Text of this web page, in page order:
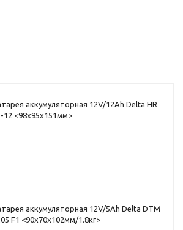
аккумуляторная 12V/12Ah Delta HR
12 <98x95x151мм>
аккумуляторная 12V/5Ah Delta DTM
F1 <90x70x102мм/1.8кг>